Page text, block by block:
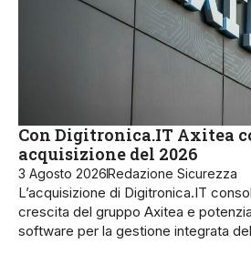
Con Digitronica.IT Axitea
acquisizione del 2026
3 Agosto 2026Redazione Sicurezza
L’acquisizione di Digitronica.IT
crescita del gruppo Axitea e
software per la gestione integrata